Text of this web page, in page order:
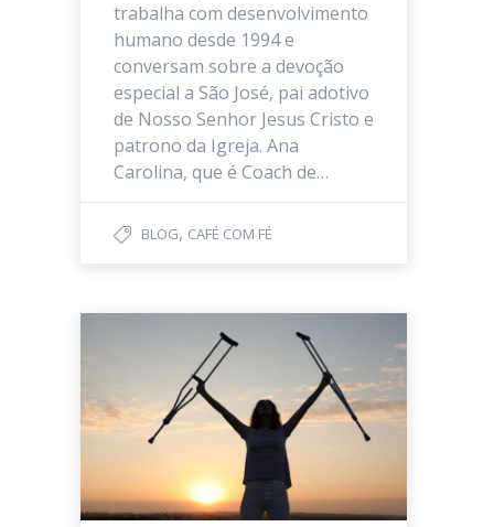
trabalha com desenvolvimento
humano desde 1994 e
conversam sobre a devoção
especial a São José, pai adotivo
de Nosso Senhor Jesus Cristo e
patrono da Igreja. Ana
Carolina, que é Coach de…
BLOG, CAFÉ COM FÉ